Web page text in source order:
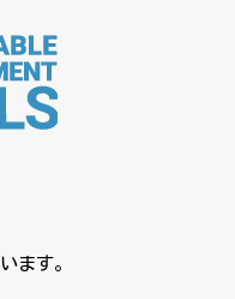
ます。